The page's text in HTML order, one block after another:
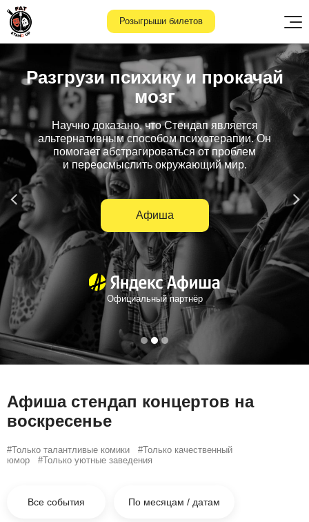
Розыгрыши билетов
Разгрузи психику и прокачай
мозг
Научно доказано, что Стендап является
альтернативным способом психотерапии. Он
помогает абстрагироваться от проблем
и переосмыслить окружающий мир.
Афиша
Официальный партнёр
Афиша стендап концертов на
воскресенье
#Только талантливые комики #Только качественный
юмор #Только уютные заведения
Все события По месяцам / датам